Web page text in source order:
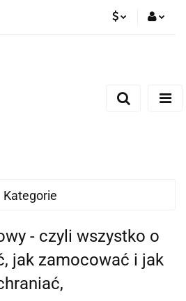
CZK
Dodaj zgłoszenie
Kategorie
- czyli wszystko o
jak zamocować i jak